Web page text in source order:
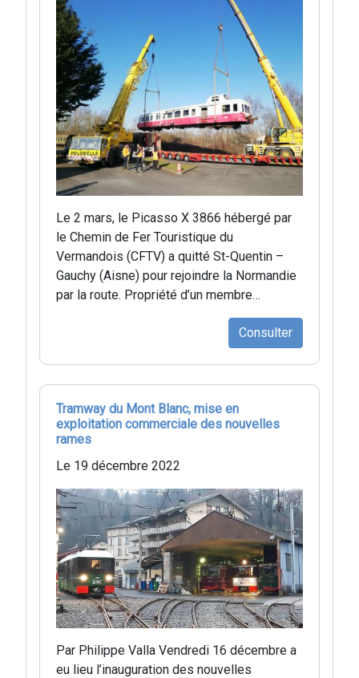
Le 2 mars, le Picasso X 3866 hébergé par
le Chemin de Fer Touristique du
Vermandois (CFTV) a quitté St-Quentin –
Gauchy (Aisne) pour rejoindre la Normandie
par la route. Propriété d’un membre…
Consulter
Tramway du Mont Blanc, mise en
exploitation commerciale des nouvelles
rames
Le 19 décembre 2022
Par Philippe Valla Vendredi 16 décembre a
eu lieu l’inauguration des nouvelles